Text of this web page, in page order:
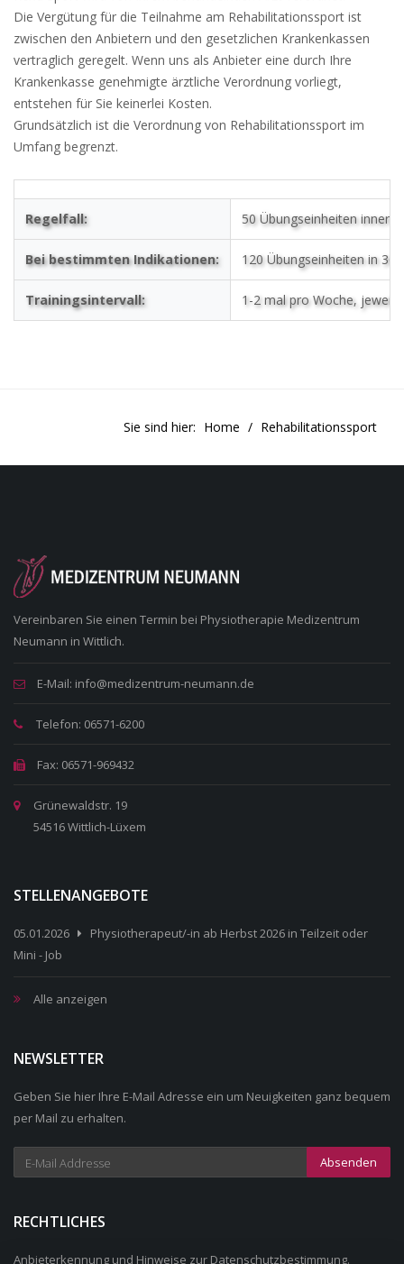
Die Vergütung für die Teilnahme am Rehabilitationssport ist
zwischen den Anbietern und den gesetzlichen Krankenkassen
vertraglich geregelt. Wenn uns als Anbieter eine durch Ihre
Krankenkasse genehmigte ärztliche Verordnung vorliegt,
entstehen für Sie keinerlei Kosten.
Grundsätzlich ist die Verordnung von Rehabilitationssport im
Umfang begrenzt.
Regelfall: 50 Übungseinheiten
Bei bestimmten Indikationen: 120 Übungseinheiten in 36
Trainingsintervall: 1-2 mal pro Woche,
Sie sind hier: Home Rehabilitationssport
Vereinbaren Sie einen Termin bei Physiotherapie Medizentrum
Neumann in Wittlich.
E-Mail: info@medizentrum-neumann.de
Telefon: 06571-6200
Fax: 06571-969432
Grünewaldstr. 19
54516 Wittlich-Lüxem
STELLENANGEBOTE
05.01.2026
Physiotherapeut/-in ab Herbst 2026 in Teilzeit oder
Mini - Job
Alle anzeigen
NEWSLETTER
Geben Sie hier Ihre E-Mail Adresse ein um Neuigkeiten ganz bequem
per Mail zu erhalten.
Absenden
RECHTLICHES
Anbieterkennung und Hinweise zur Datenschutzbestimmung.